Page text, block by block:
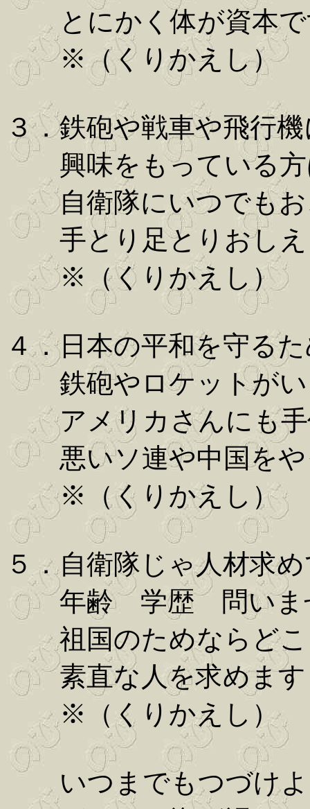
とにかく体が資本で
※（くりかえし）
３．鉄砲や戦車や飛行
興味をもっている方
自衛隊にいつでもお
手とり足とりおしえ
※（くりかえし）
４．日本の平和を守る
鉄砲やロケットがい
アメリカさんにも手
悪いソ連や中国をや
※（くりかえし）
５．自衛隊じゃ人材求
年齢 学歴 問いま
祖国のためならどこ
素直な人を求めます
※（くりかえし）
いつまでもつづけ